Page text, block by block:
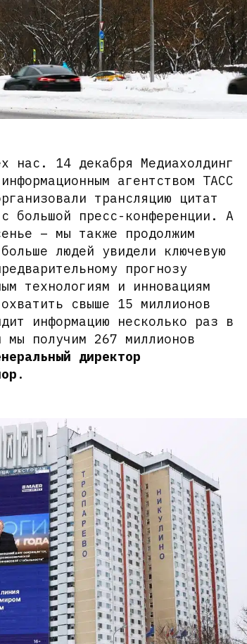
нас. 14 декабря Медиахолдинг
агентством ТАСС
трансляцию цитат
большой пресс-конференции. А
– мы также продолжим
людей увидели ключевую
прогнозу
технологиям и инновациям
свыше 15 миллионов
информацию несколько раз в
получим 267 миллионов
директор
.